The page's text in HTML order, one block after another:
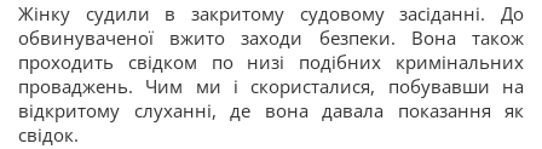
Жінку судили в закритому судовому засіданні. До
обвинуваченої вжито заходи безпеки. Вона також
проходить свідком по низі подібних кримінальних
проваджень. Чим ми і скористалися, побувавши на
відкритому слуханні, де вона давала показання як
свідок.